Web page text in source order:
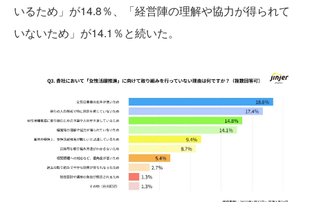
いるため」が14.8％、「経営陣の理解や協力が得られて
いないため」が14.1％と続いた。